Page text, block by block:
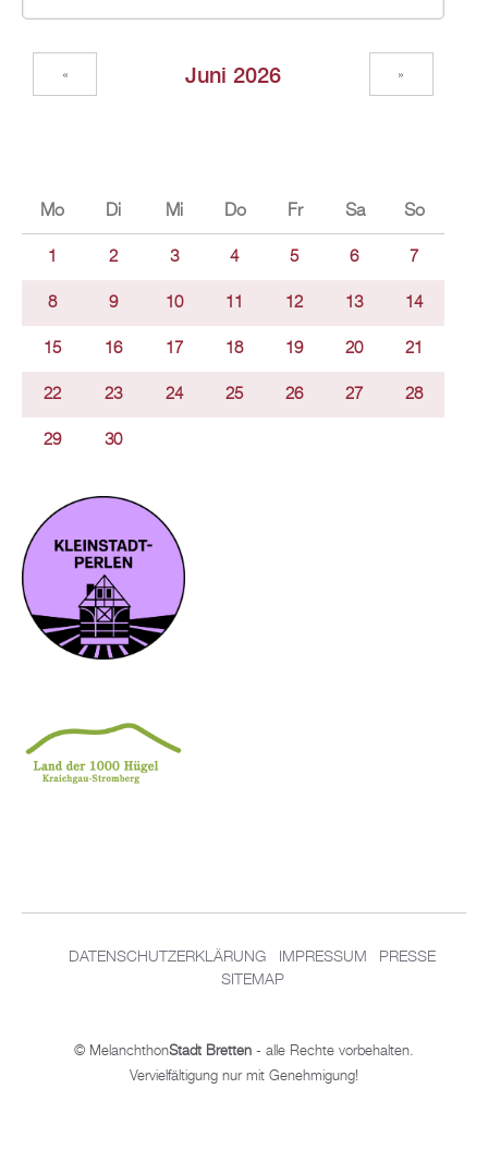
Juni 2026
« »
Mo Di Mi Do Fr Sa So
1 2 3 4 5 6 7
8 9 10 11 12 13 14
15 16 17 18 19 20 21
22 23 24 25 26 27 28
29 30
DATENSCHUTZERKLÄRUNG IMPRESSUM
PRESSE
SITEMAP
© MelanchthonStadt Bretten - alle Rechte vorbehalten.
Vervielfältigung nur mit Genehmigung!